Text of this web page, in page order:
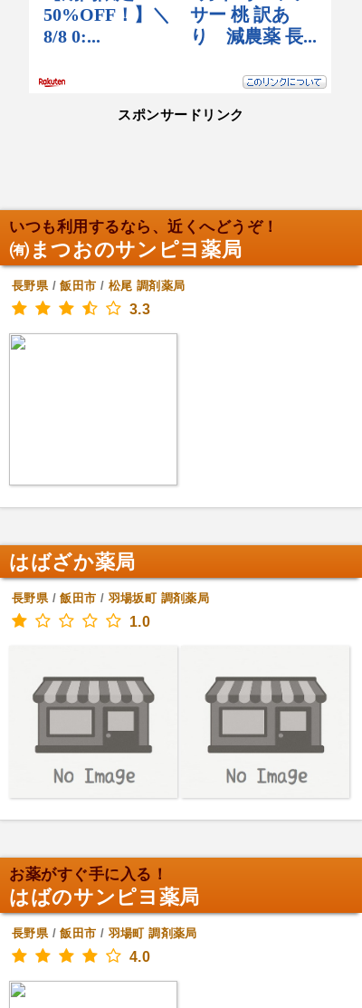
スポンサードリンク
いつも利用するなら、近くへどうぞ！
㈲まつおのサンピヨ薬局
長野県/飯田市 / 松尾 調剤薬局
3.3
はばざか薬局
長野県/飯田市 / 羽場坂町 調剤薬局
1.0
お薬がすぐ手に入る！
はばのサンピヨ薬局
長野県/飯田市 / 羽場町 調剤薬局
4.0